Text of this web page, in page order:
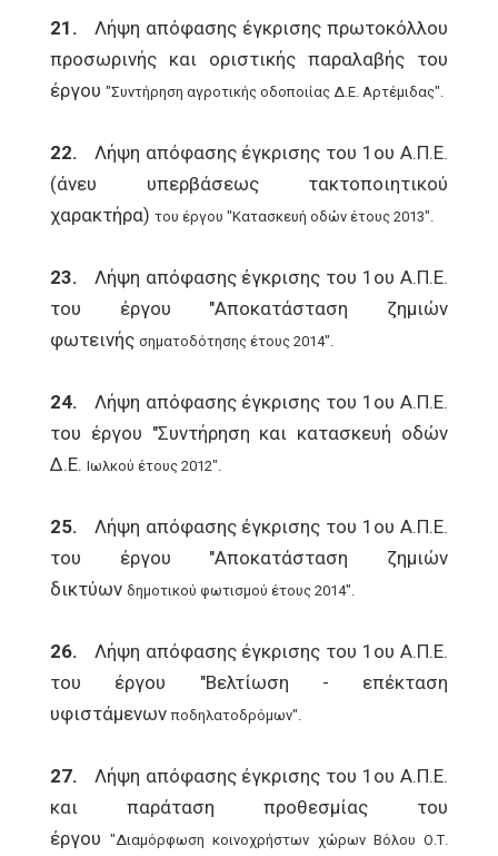
21. Λήψη απόφασης έγκρισης πρωτοκόλλου
προσωρινής και οριστικής παραλαβής του
έργου "Συντήρηση αγροτικής οδοποιίας Δ.Ε. Αρτέμιδας".
22. Λήψη απόφασης έγκρισης του 1ου Α.Π.Ε.
(άνευ υπερβάσεως τακτοποιητικού
χαρακτήρα) του έργου "Κατασκευή οδών έτους 2013".
23. Λήψη απόφασης έγκρισης του 1ου Α.Π.Ε.
του έργου "Αποκατάσταση ζημιών
φωτεινής σηματοδότησης έτους 2014".
24. Λήψη απόφασης έγκρισης του 1ου Α.Π.Ε.
του έργου "Συντήρηση και κατασκευή οδών
Δ.Ε. Ιωλκού έτους 2012".
25. Λήψη απόφασης έγκρισης του 1ου Α.Π.Ε.
του έργου "Αποκατάσταση ζημιών
δικτύων δημοτικού φωτισμού έτους 2014".
26. Λήψη απόφασης έγκρισης του 1ου Α.Π.Ε.
του έργου "Βελτίωση - επέκταση
υφιστάμενωνποδηλατοδρόμων".
27. Λήψη απόφασης έγκρισης του 1ου Α.Π.Ε.
και παράταση προθεσμίας του
έργου"Διαμόρφωση κοινοχρήστων χώρων Βόλου Ο.Τ.